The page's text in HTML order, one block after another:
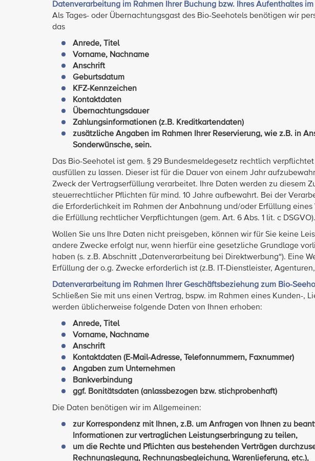
Datenverarbeitung im Rahmen Ihrer Buchung bzw. Ihres Aufenthaltes
Als Tages- oder Übernachtungsgast des Bio-Seehotels benötigen wir
das
Anrede, Titel
Vorname, Nachname
Anschrift
Geburtsdatum
KFZ-Kennzeichen
Kontaktdaten
Übernachtungsdauer
Zahlungsinformationen (z.B. Kreditkartendaten)
zusätzliche Angaben im Rahmen Ihrer Reservierung, wie z.B. in
Sonderwünsche, sein.
Das Bio-Seehotel ist gem. § 29 Bundesmeldegesetz rechtlich
ausfüllen zu lassen. Dieser ist für die Dauer von einem Jahr
Zweck der Vertragserfüllung verarbeitet. Ihre Daten werden zu diesem
steuerrechtlicher Pflichten für mind. 10 Jahre aufbewahrt. Bei der
die Erforderlichkeit im Rahmen der Anbahnung und/oder Erfüllung eines
die Erfüllung rechtlicher Verpflichtungen (gem. Art. 6 Abs. 1 lit. c DSGVO).
Wollen Sie uns Ihre Daten nicht preisgeben, können wir für Sie keine
andere Zwecke erfolgt nur, wenn hierfür eine gesetzliche Grundlage
haben (s. z.B. Abschnitt „Datenverarbeitung bei Direktwerbung“). Eine
Erfüllung der o.g. Zwecke erforderlich ist (z.B. IT-Dienstleister,
Datenverarbeitung im Rahmen Ihrer Geschäftsbeziehung zum Bio-
Schließen Sie mit uns einen Vertrag, bspw. im Rahmen eines Kunden-,
werden üblicherweise folgende Daten von Ihnen erhoben:
Anrede, Titel
Vorname, Nachname
Anschrift
Kontaktdaten (E-Mail-Adresse, Telefonnummern, Faxnummer)
Angaben zum Unternehmen
Bankverbindung
ggf. Bonitätsdaten (anlassbezogen bzw. stichprobenhaft)
Die Daten benötigen wir im Allgemeinen:
zur Korrespondenz mit Ihnen, z.B. um Anfragen von Ihnen zu
Informationen zur vertraglichen Leistungserbringung zu teilen,
um die Rechte und Pflichten aus bestehenden Verträgen
Rechnungslegung, Rechnungsbegleichung, Warenlieferung, etc.),